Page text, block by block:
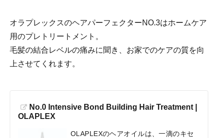
オラプレックスのヘアパーフェクターNO.3はホームケア
用のプレトリートメント。
毛髪の結合レベルの痛みに聞き、お家でのケアの質を向
上させてくれます。
No.0 Intensive Bond Building Hair Treatment |
OLAPLEX
OLAPLEXのヘアオイルは、一滴のキセ